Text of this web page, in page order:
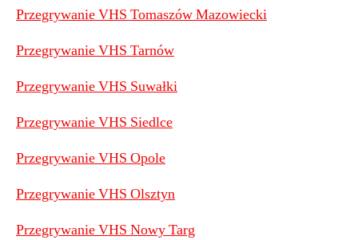
Przegrywanie VHS Tomaszów Mazowiecki
Przegrywanie VHS Tarnów
Przegrywanie VHS Suwałki
Przegrywanie VHS Siedlce
Przegrywanie VHS Opole
Przegrywanie VHS Olsztyn
Przegrywanie VHS Nowy Targ